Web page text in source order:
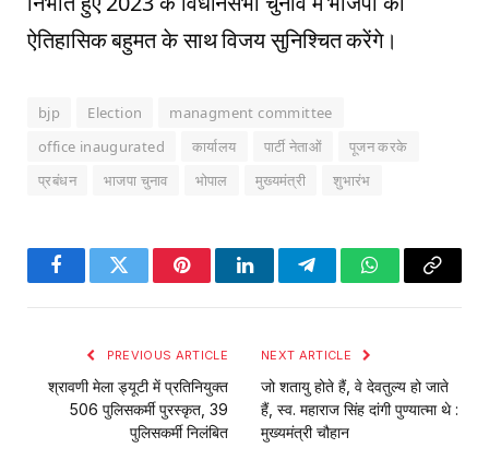
ऐतिहासिक बहुमत के साथ विजय सुनिश्चित करेंगे।
bjp Election
managment committee
office inaugurated
कार्यालय पार्टी नेताओं
पूजन करके
प्रबंधन
भाजपा चुनाव भोपाल मुख्यमंत्री शुभारंभ
FacebookTwitter PinterestLinkedInTelegramWhatsApp
Copy
PREVIOUS ARTICLE
श्रावणी मेला ड्यूटी में प्रतिनियुक्त
506 पुलिसकर्मी पुरस्कृत, 39
पुलिसकर्मी निलंबित
NEXT ARTICLE
जो शतायु होते हैं, वे देवतुल्य हो जाते
हैं, स्व. महाराज सिंह दांगी पुण्यात्मा थे :
मुख्यमंत्री चौहान